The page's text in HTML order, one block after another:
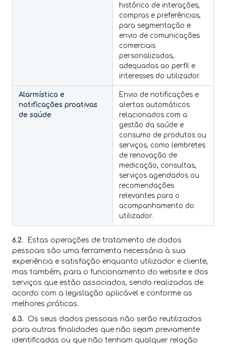
histórico de interações,
compras e preferências,
para segmentação e
envio de comunicações
comerciais
personalizadas,
adequadas ao perfil e
interesses do utilizador.
Alarmística e
notificações proativas
de saúde
Envio de notificações e
alertas automáticos
relacionados com a
gestão da saúde e
consumo de produtos ou
serviços, como lembretes
de renovação de
medicação, consultas,
serviços agendados ou
recomendações
relevantes para o
acompanhamento do
utilizador.
6.2.
Estas operações de tratamento de dados
pessoais são uma ferramenta necessária à sua
experiência e satisfação enquanto utilizador e cliente,
mas também, para o funcionamento do website e dos
serviços que estão associados, sendo realizadas de
acordo com a legislação aplicável e conforme as
melhores práticas.
6.3.
Os seus dados pessoais não serão reutilizados
para outras finalidades que não sejam previamente
identificadas ou que não tenham qualquer relação